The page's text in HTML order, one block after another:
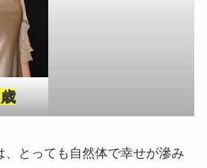
、とっても自然体で幸せが滲み